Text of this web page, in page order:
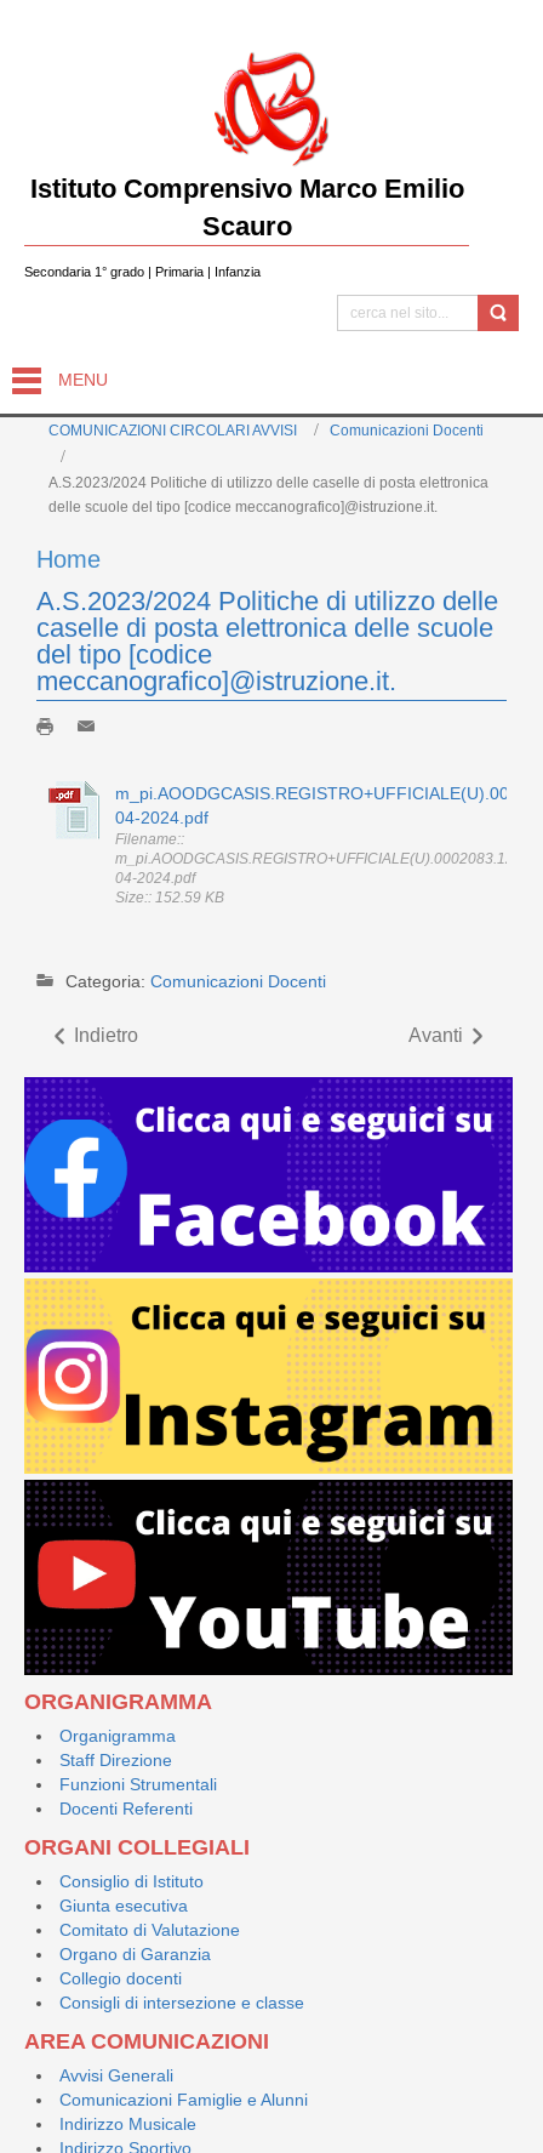
Istituto Comprensivo Marco Emilio
Scauro
Secondaria 1° grado | Primaria | Infanzia
MENU
COMUNICAZIONI CIRCOLARI AVVISI Comunicazioni Docenti
A.S.2023/2024 Politiche di utilizzo delle caselle di posta elettronica
delle scuole del tipo [codice meccanografico]@istruzione.it.
ORGANIGRAMMA
Organigramma
Staff Direzione
Funzioni Strumentali
Docenti Referenti
ORGANI COLLEGIALI
Consiglio di Istituto
Giunta esecutiva
Comitato di Valutazione
Organo di Garanzia
Collegio docenti
Consigli di intersezione e classe
AREA COMUNICAZIONI
Avvisi Generali
Comunicazioni Famiglie e Alunni
Indirizzo Musicale
Indirizzo Sportivo
Home
A.S.2023/2024 Politiche di utilizzo delle
caselle di posta elettronica delle scuole
del tipo [codice
meccanografico]@istruzione.it.
04-2024.pdf
Filename::
m_pi.AOODGCASIS.REGISTRO+UFFICIALE(U).0002083.12-
04-2024.pdf
Size:: 152.59 KB
Categoria: Comunicazioni Docenti
Indietro Avanti